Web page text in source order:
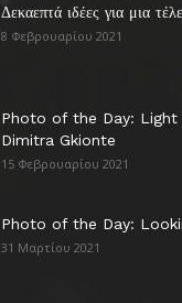
Δεκαεπτά ιδέες για μια
8 Φεβρουαρίου 2021
Photo of the Day:
Dimitra Gkionte
15 Φεβρουαρίου 2021
Photo of the Day:
31 Μαρτίου 2021